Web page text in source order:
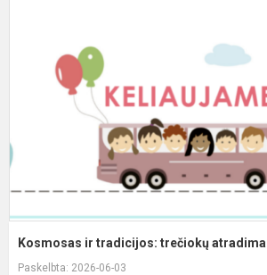
Kosmosas ir tradicijos: trečiokų
Paskelbta: 2026-06-03